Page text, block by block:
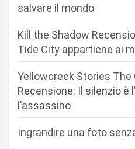
salvare il mondo
Kill the Shadow
Tide City appartiene ai
Yellowcreek Stories The
Recensione: Il silenzio è
l’assassino
Ingrandire una foto